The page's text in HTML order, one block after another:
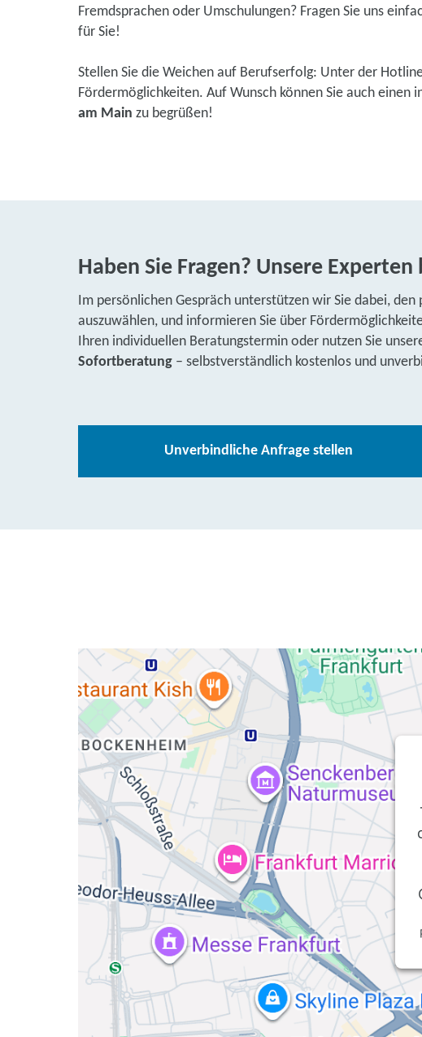
Fremdsprachen oder Umschulungen? Fragen Sie uns
für Sie!
Stellen Sie die Weichen auf Berufserfolg: Unter der
Fördermöglichkeiten. Auf Wunsch können Sie auch
am Main zu begrüßen!
Haben Sie Fragen? Unsere
Im persönlichen Gespräch unterstützen wir Sie dabei, den
auszuwählen, und informieren Sie über
Ihren individuellen Beratungstermin oder nutzen Sie
Sofortberatung – selbstverständlich kostenlos und
Unverbindliche Anfrage stellen